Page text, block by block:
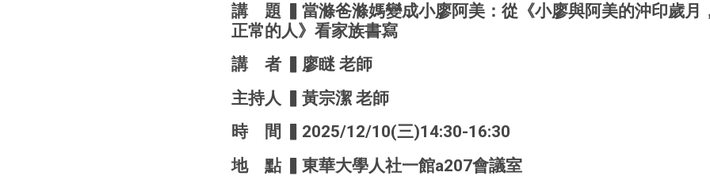
講 題 ▍當滌爸滌媽變成小廖阿美：從《小廖與阿美的沖印歲月
正常的人》看家族書寫
講 者 ▍廖瞇 老師
主持人 ▍黃宗潔 老師
時 間 ▍2025/12/10(三)14:30-16:30
地 點 ▍東華大學人社一館a207會議室